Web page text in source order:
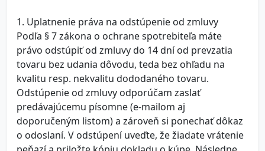
1. Uplatnenie práva na odstúpenie od zmluvy
Podľa § 7 zákona o ochrane spotrebiteľa máte
právo odstúpiť od zmluvy do 14 dní od prevzatia
tovaru bez udania dôvodu, teda bez ohľadu na
kvalitu resp. nekvalitu dododaného tovaru.
Odstúpenie od zmluvy odporúčam zaslať
predávajúcemu písomne (e-mailom aj
doporučeným listom) a zároveň si ponechať dôkaz
o odoslaní. V odstúpení uveďte, že žiadate vrátenie